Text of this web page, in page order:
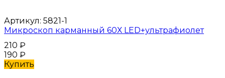
Артикул: 5821-1
Микроскоп карманный 60Х LED+ультрафиолет
210 ₽
190 ₽
Купить